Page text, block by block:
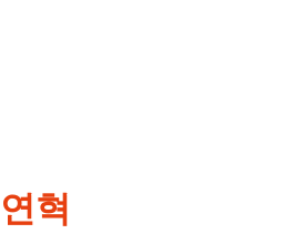
연혁